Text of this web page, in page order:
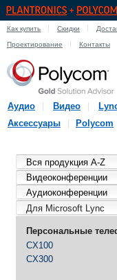
Как купить Скидки
Проектирование Контакты
Аудио
Видео
Аксессуары
Polycom
Вся продукция A-Z
Видеоконференции
Аудиоконференции
Для Microsoft Lync
Персональные
CX100
CX300